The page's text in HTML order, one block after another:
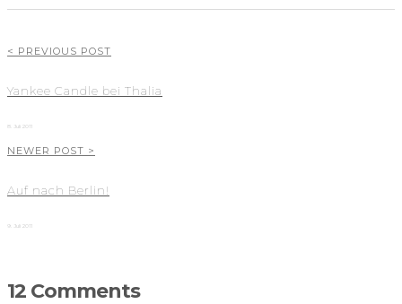
< PREVIOUS POST
Yankee Candle bei Thalia
8. Juli 2011
NEWER POST >
Auf nach Berlin!
9. Juli 2011
12 Comments